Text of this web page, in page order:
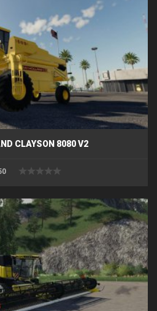
CLAYSON 8080 V2